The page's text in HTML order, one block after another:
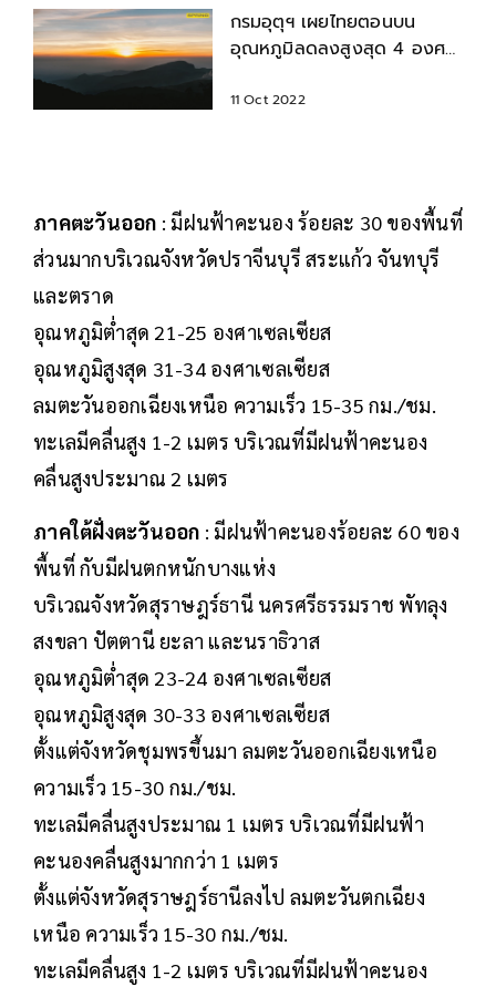
กรมอุตุฯ เผยไทยตอนบน
อุณหภูมิลดลงสูงสุด 4 องศา
11 Oct 2022
ภาคตะวันออก : มีฝนฟ้าคะนอง ร้อยละ 30 ของพื้นที่
ส่วนมากบริเวณจังหวัดปราจีนบุรี สระแก้ว จันทบุรี
และตราด
อุณหภูมิต่ำสุด 21-25 องศาเซลเซียส
อุณหภูมิสูงสุด 31-34 องศาเซลเซียส
ลมตะวันออกเฉียงเหนือ ความเร็ว 15-35 กม./ชม.
ทะเลมีคลื่นสูง 1-2 เมตร บริเวณที่มีฝนฟ้าคะนอง
คลื่นสูงประมาณ 2 เมตร
ภาคใต้ฝั่งตะวันออก : มีฝนฟ้าคะนองร้อยละ 60 ของ
พื้นที่ กับมีฝนตกหนักบางแห่ง
บริเวณจังหวัดสุราษฎร์ธานี นครศรีธรรมราช พัทลุง
สงขลา ปัตตานี ยะลา และนราธิวาส
อุณหภูมิต่ำสุด 23-24 องศาเซลเซียส
อุณหภูมิสูงสุด 30-33 องศาเซลเซียส
ตั้งแต่จังหวัดชุมพรขึ้นมา ลมตะวันออกเฉียงเหนือ
ความเร็ว 15-30 กม./ชม.
ทะเลมีคลื่นสูงประมาณ 1 เมตร บริเวณที่มีฝนฟ้า
คะนองคลื่นสูงมากกว่า 1 เมตร
ตั้งแต่จังหวัดสุราษฎร์ธานีลงไป ลมตะวันตกเฉียง
เหนือ ความเร็ว 15-30 กม./ชม.
ทะเลมีคลื่นสูง 1-2 เมตร บริเวณที่มีฝนฟ้าคะนอง